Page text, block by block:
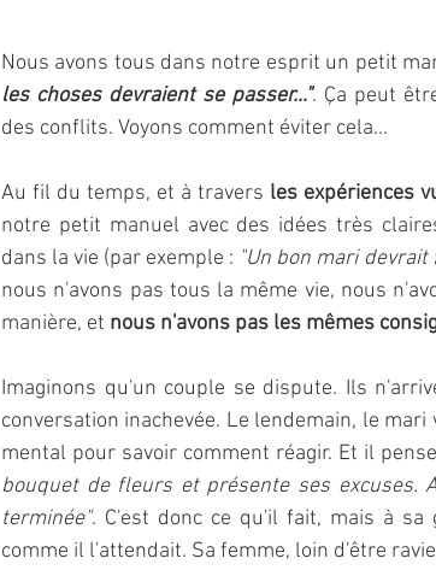
Nous avons tous dans notre esprit un petit
les choses devraient se passer...". Ça peut
des conflits. Voyons comment éviter cela...
Au fil du temps, et à travers les expériences
notre petit manuel avec des idées très
dans la vie (par exemple : "Un bon mari devrait
nous n'avons pas tous la même vie, nous
manière, et nous n'avons pas les mêmes
Imaginons qu'un couple se dispute. Ils
conversation inachevée. Le lendemain, le
mental pour savoir comment réagir. Et il pense
bouquet de fleurs et présente ses excuses.
terminée". C'est donc ce qu'il fait, mais à
comme il l'attendait. Sa femme, loin d'être